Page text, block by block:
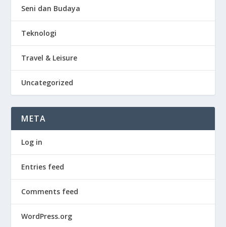
Seni dan Budaya
Teknologi
Travel & Leisure
Uncategorized
META
Log in
Entries feed
Comments feed
WordPress.org